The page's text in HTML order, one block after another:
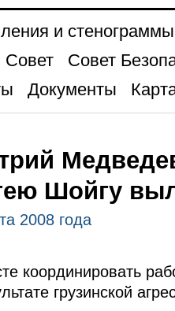
и стенограммы
Совет
Совет
Документы
Шойгу
2008 года
координировать
грузинской